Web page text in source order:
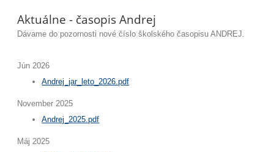
Aktuálne - časopis Andrej
Dávame do pozornosti nové číslo školského časopisu ANDREJ.
Jún 2026
Andrej_jar_leto_2026.pdf
November 2025
Andrej_2025.pdf
Máj 2025